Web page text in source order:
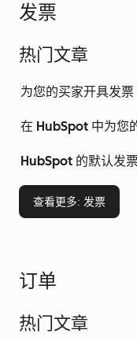
发票
热门文章
为您的买家开具发票
在 HubSpot 中为您
HubSpot 的默认发
查看更多: 发票
订单
热门文章